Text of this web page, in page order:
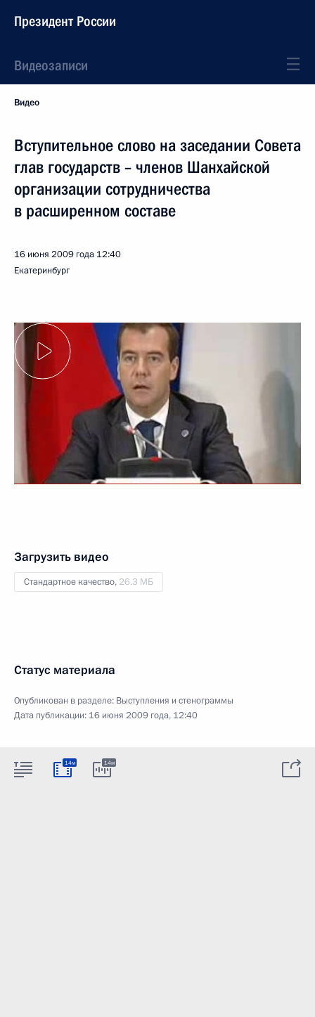
Президент России
Видеозаписи
Видео
Вступительное слово на заседании Совета
глав государств – членов Шанхайской
организации сотрудничества
в расширенном составе
16 июня 2009 года 12:40
Екатеринбург
Загрузить видео
Стандартное качество, 26.3 МБ
Статус материала
Опубликован в разделе: Выступления и стенограммы
Дата публикации: 16 июня 2009 года, 12:40
14м 14м